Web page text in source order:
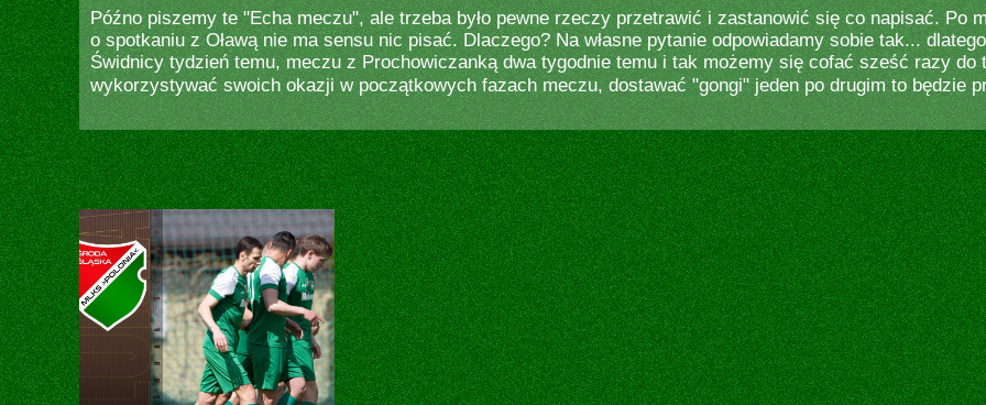
Późno piszemy te "Echa meczu", ale trzeba było pewne rzeczy przetrawić i zastanowić się co napisać. Po
o spotkaniu z Oławą nie ma sensu nic pisać. Dlaczego? Na własne pytanie odpowiadamy sobie tak...
Świdnicy tydzień temu, meczu z Prochowiczanką dwa tygodnie temu i tak możemy się cofać sześć razy do
wykorzystywać swoich okazji w początkowych fazach meczu, dostawać "gongi" jeden po drugim to będzie